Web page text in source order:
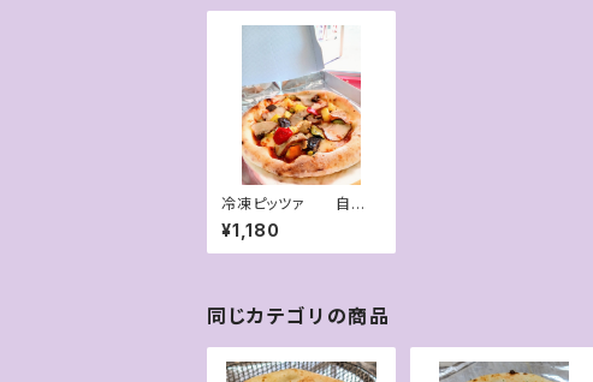
冷凍ピッツァ 自家
製ベーコンとグリル野
菜のピッツァ
¥1,180
同じカテゴリの商品